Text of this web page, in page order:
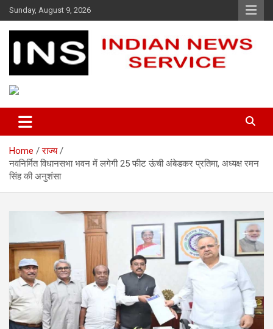
Skip
to
content
Sunday, August 9, 2026
Indian News Service
Home
राज्य
नवनिर्मित विधानसभा भवन में लगेगी 25 फीट ऊंची अंबेडकर प्रतिमा, अध्यक्ष रमन
सिंह की अनुशंसा